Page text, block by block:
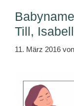
Till,
11. März 2016 von